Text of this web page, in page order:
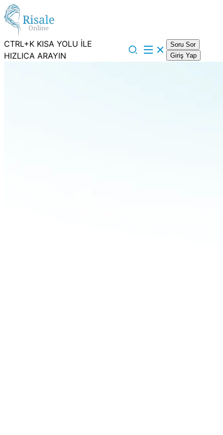
CTRL+K KISA YOLU İLE
HIZLICA ARAYIN
Soru Sor
Giriş Yap